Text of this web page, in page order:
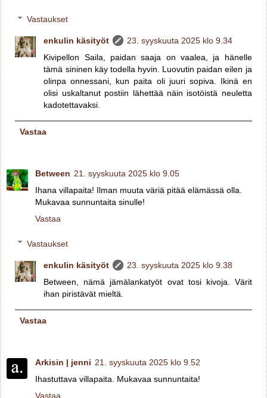
Vastaukset
enkulin käsityöt
23. syyskuuta 2025 klo 9.34
Kivipellon Saila, paidan saaja on vaalea, ja hänelle
tämä sininen käy todella hyvin. Luovutin paidan eilen ja
olinpa onnessani, kun paita oli juuri sopiva. Ikinä en
olisi uskaltanut postiin lähettää näin isotöistä neuletta
kadotettavaksi.
Vastaa
Between 21. syyskuuta 2025 klo 9.05
Ihana villapaita! Ilman muuta väriä pitää elämässä olla.
Mukavaa sunnuntaita sinulle!
Vastaa
Vastaukset
enkulin käsityöt
23. syyskuuta 2025 klo 9.38
Between, nämä jämälankatyöt ovat tosi kivoja. Värit
ihan piristävät mieltä.
Vastaa
Arkisin | jenni 21. syyskuuta 2025 klo 9.52
Ihastuttava villapaita. Mukavaa sunnuntaita!
Vastaa